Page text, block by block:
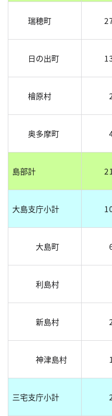
瑞穂町
日の出町
檜原村
奥多摩町
島部計
大島支庁小計
大島町
利島村
新島村
神津島村
三宅支庁小計